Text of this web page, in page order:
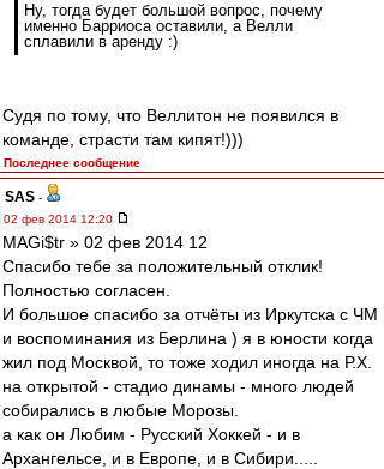
Ну, тогда будет большой вопрос, почему
именно Барриоса оставили, а Велли
сплавили в аренду :)
Судя по тому, что Веллитон не появился в
команде, страсти там кипят!)))
Последнее сообщение
SAS -
02 фев 2014 12:20
MAGi$tr » 02 фев 2014 12
Спасибо тебе за положительный отклик!
Полностью согласен.
И большое спасибо за отчёты из Иркутска с ЧМ
и воспоминания из Берлина ) я в юности когда
жил под Москвой, то тоже ходил иногда на Р.Х.
на открытой - стадио динамы - много людей
собирались в любые Морозы.
а как он Любим - Русский Хоккей - и в
Архангельсе, и в Европе, и в Сибири.....